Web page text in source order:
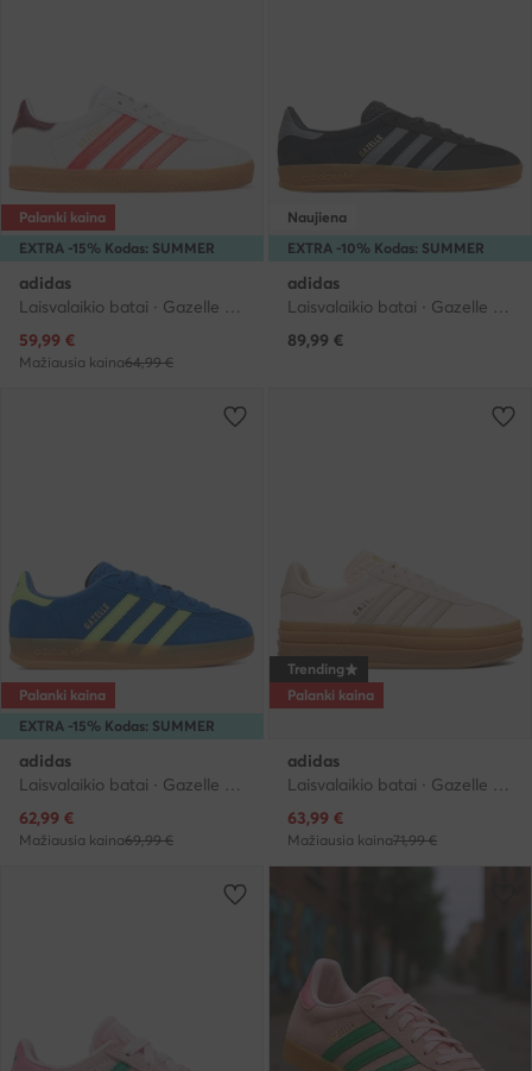
EXTRA -15% Kodas: SUMMER
Palanki kaina
adidas
Laisvalaikio batai · Gazelle · Šviesiai violetinė
Dabartinė kaina
59,99 €
Mažiausia kaina64,99 €
EXTRA -10% Kodas: SUMMER
Naujiena
adidas
Laisvalaikio batai · Gazelle · Juoda
89,99 €
EXTRA -15% Kodas: SUMMER
Palanki kaina
adidas
Laisvalaikio batai · Gazelle · Mėlyna
Dabartinė kaina
62,99 €
Mažiausia kaina69,99 €
Trending
Palanki kaina
adidas
Laisvalaikio batai · Gazelle · Rožinė
Dabartinė kaina
63,99 €
Mažiausia kaina71,99 €